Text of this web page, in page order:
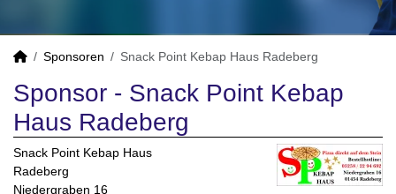
Sponsoren Snack Point Kebap Haus Radeberg
Sponsor - Snack Point Kebap
Haus Radeberg
Snack Point Kebap Haus
Radeberg
Niedergraben 16